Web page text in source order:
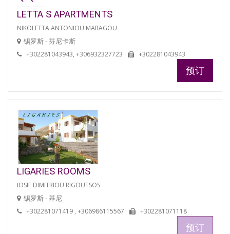
LETTA S APARTMENTS
NIKOLETTA ANTONIOU MARAGOU
锡罗斯 - 芬尼卡斯
+302281043943, +306932327723 +302281043943
预订
LIGARIES ROOMS
IOSIF DIMITRIOU RIGOUTSOS
锡罗斯 - 基尼
+302281071419 , +306986115567 +302281071118
预订